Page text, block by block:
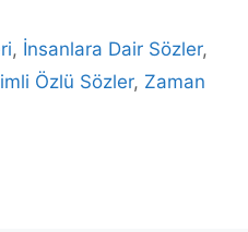
, İnsanlara Dair Sözler,
Özlü Sözler, Zaman